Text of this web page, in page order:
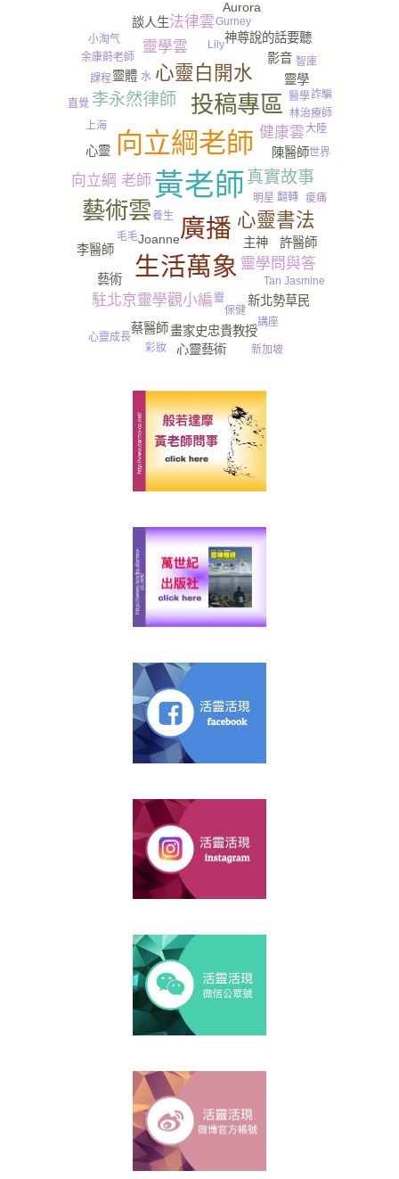
黃老師
向立綱老師
廣播
生活萬象
投稿專區
藝術雲
心靈白開水
心靈書法
李永然律師
真實故事
健康雲
靈學問與答
駐北京靈學觀小編
靈學雲
向立綱 老師
法律雲
心靈
李醫師
靈體
畫家史忠貴教授
Joanne
新北勢草民
神尊說的話要聽
靈學
蔡醫師
主神
影音
談人生
Aurora
陳醫師
藝術
許醫師
心靈藝術
林治療師
養生
Tan Jasmine
保健
上海
Lily
翻轉
余康蔚老師
醫學
講座
小淘气
新加坡
課程
世界
大陸
彩妝
直覺
明星
Gurney​
智庫
詐騙
靈
心靈成長
痠痛
毛毛
水